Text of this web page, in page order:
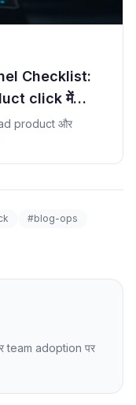
Checklist:
click में
product और
#blog-ops
adoption पर